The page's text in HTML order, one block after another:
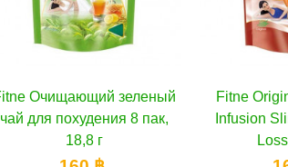
В корзину
Fitne Original Herbal Tea
Infusion Slimming Weight
Loss & Fat...
Чай из